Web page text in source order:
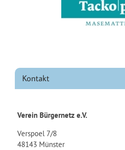
Kontakt
Verein Bürgernetz e.V.
Verspoel 7/8
48143 Münster